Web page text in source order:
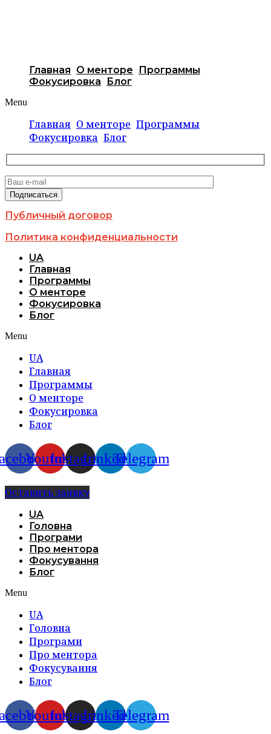
Главная О менторе
Программы
Фокусировка
Блог
Menu
Главная О менторе Программы
Фокусировка Блог
Публичный договор
Политика конфиденциальности
UA
Главная
Программы
О менторе
Фокусировка
Блог
Menu
UA
Главная
Программы
О менторе
Фокусировка
Блог
YoutubeInstagramLinkedinTelegram
Оставить заявку
UA
Головна
Програми
Про ментора
Фокусування
Блог
Menu
UA
Головна
Програми
Про ментора
Фокусування
Блог
YoutubeInstagramLinkedinTelegram